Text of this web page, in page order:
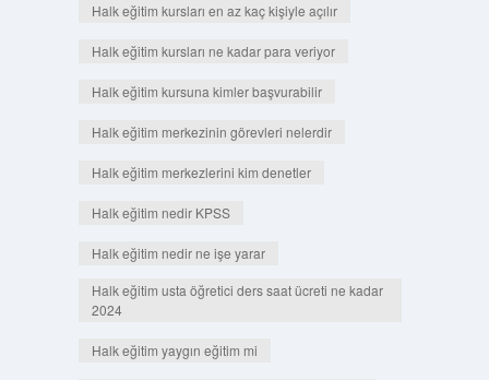
Halk eğitim kursları en az kaç kişiyle açılır
Halk eğitim kursları ne kadar para veriyor
Halk eğitim kursuna kimler başvurabilir
Halk eğitim merkezinin görevleri nelerdir
Halk eğitim merkezlerini kim denetler
Halk eğitim nedir KPSS
Halk eğitim nedir ne işe yarar
Halk eğitim usta öğretici ders saat ücreti ne kadar
2024
Halk eğitim yaygın eğitim mi